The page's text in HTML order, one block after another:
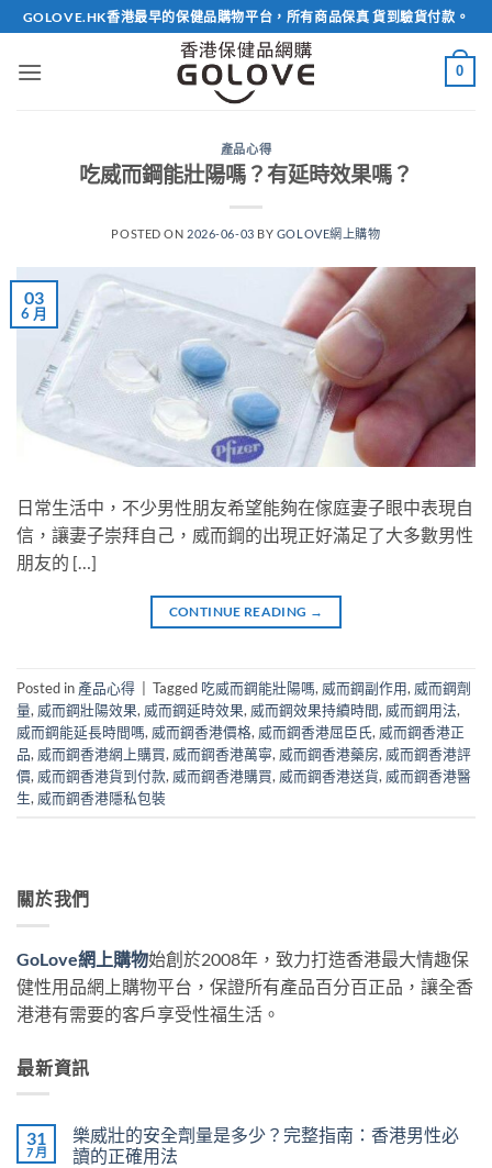
Skip
to
content
GOLOVE.HK香港最早的保健品購物平台，所有商品保真 貨到驗貨付款。
0
產品心得
吃威而鋼能壯陽嗎？有延時效果嗎？
POSTED ON 2026-06-03 BY GOLOVE網上購物
03
6 月
日常生活中，不少男性朋友希望能夠在傢庭妻子眼中表現自
信，讓妻子崇拜自己，威而鋼的出現正好滿足了大多數男性
朋友的 […]
CONTINUE READING →
Posted in 產品心得 | Tagged 吃威而鋼能壯陽嗎, 威而鋼副作用, 威而鋼劑
量, 威而鋼壯陽效果, 威而鋼延時效果, 威而鋼效果持續時間, 威而鋼用法,
威而鋼能延長時間嗎, 威而鋼香港價格, 威而鋼香港屈臣氏, 威而鋼香港正
品, 威而鋼香港網上購買, 威而鋼香港萬寧, 威而鋼香港藥房, 威而鋼香港評
價, 威而鋼香港貨到付款, 威而鋼香港購買, 威而鋼香港送貨, 威而鋼香港醫
生, 威而鋼香港隱私包裝
關於我們
GoLove網上購物始創於2008年，致力打造香港最大情趣保
健性用品網上購物平台，保證所有產品百分百正品，讓全香
港港有需要的客戶享受性福生活。
最新資訊
31
7 月
樂威壯的安全劑量是多少？完整指南：香港男性必
讀的正確用法